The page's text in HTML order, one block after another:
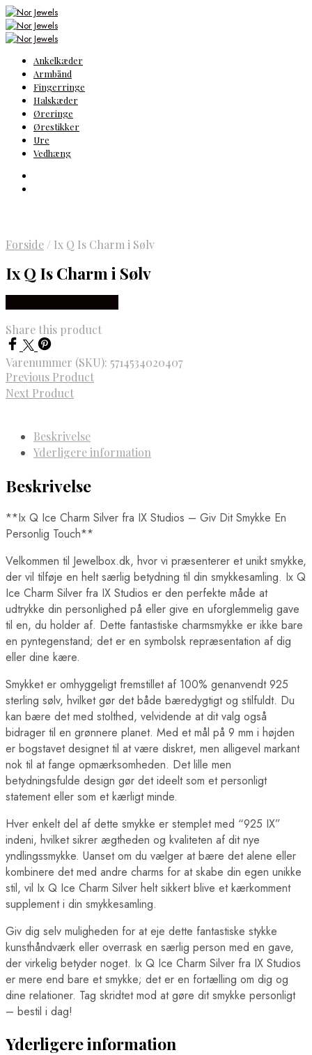
Ankelkæder
Armbånd
Fingerringe
Halskæder
Øreringe
Ørestikker
Ure
Vedhæng
Forside / Ix Q Is Charm i Sølv
Ix Q Is Charm i Sølv
Share this product
Varenummer (SKU): 5714534020407
Previous Product
Next Product
Beskrivelse
Yderligere information
Beskrivelse
**Ix Q Ice Charm Silver fra IX Studios – Giv Dit Smykke En
Personlig Touch**
Velkommen til Jewelbox.dk, hvor vi præsenterer et unikt smykke,
der vil tilføje en helt særlig betydning til din smykkesamling. Ix Q
Ice Charm Silver fra IX Studios er den perfekte måde at
udtrykke din personlighed på eller give en uforglemmelig gave
til en, du holder af. Dette fantastiske charmsmykke er ikke bare
en pyntegenstand; det er en symbolsk repræsentation af dig
eller dine kære.
Smykket er omhyggeligt fremstillet af 100% genanvendt 925
sterling sølv, hvilket gør det både bæredygtigt og stilfuldt. Du
kan bære det med stolthed, velvidende at dit valg også
bidrager til en grønnere planet. Med et mål på 9 mm i højden
er bogstavet designet til at være diskret, men alligevel markant
nok til at fange opmærksomheden. Det lille men
betydningsfulde design gør det ideelt som et personligt
statement eller som et kærligt minde.
Hver enkelt del af dette smykke er stemplet med “925 IX”
indeni, hvilket sikrer ægtheden og kvaliteten af dit nye
yndlingssmykke. Uanset om du vælger at bære det alene eller
kombinere det med andre charms for at skabe din egen unikke
stil, vil Ix Q Ice Charm Silver helt sikkert blive et kærkomment
supplement i din smykkesamling.
Giv dig selv muligheden for at eje dette fantastiske stykke
kunsthåndværk eller overrask en særlig person med en gave,
der virkelig betyder noget. Ix Q Ice Charm Silver fra IX Studios
er mere end bare et smykke; det er en fortælling om dig og
dine relationer. Tag skridtet mod at gøre dit smykke personligt
– bestil i dag!
Yderligere information